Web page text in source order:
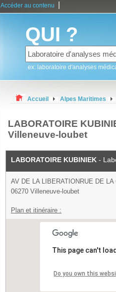
Accéder au contenu
QUI ?
ex: laboratoire d'analyses
Accueil Alpes Maritimes
LABORATOIRE
Villeneuve-loubet
LABORATOIRE KUBINIEK -
AV DE LA LIBERATIONRUE DE LA
06270 Villeneuve-loubet
Plan et itinéraire :
This page can't
Do you own this